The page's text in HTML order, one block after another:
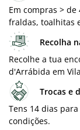
Em compras >
fraldas, toalhitas
Recolha
Recolhe a tua
d'Arrábida em
Trocas e
Tens 14 dias
condições.